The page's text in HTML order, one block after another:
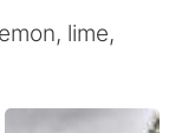
lime,